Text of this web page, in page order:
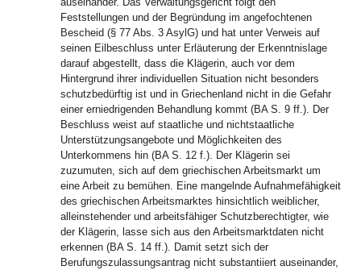
Feststellungen und der Begründung im angefochtenen
Bescheid (§ 77 Abs. 3 AsylG) und hat unter Verweis auf
seinen Eilbeschluss unter Erläuterung der Erkenntnislage
darauf abgestellt, dass die Klägerin, auch vor dem
Hintergrund ihrer individuellen Situation nicht besonders
schutzbedürftig ist und in Griechenland nicht in die Gefahr
einer erniedrigenden Behandlung kommt (BA S. 9 ff.). Der
Beschluss weist auf staatliche und nichtstaatliche
Unterstützungsangebote und Möglichkeiten des
Unterkommens hin (BA S. 12 f.). Der Klägerin sei
zuzumuten, sich auf dem griechischen Arbeitsmarkt um
eine Arbeit zu bemühen. Eine mangelnde Aufnahmefähigkeit
des griechischen Arbeitsmarktes hinsichtlich weiblicher,
alleinstehender und arbeitsfähiger Schutzberechtigter, wie
der Klägerin, lasse sich aus den Arbeitsmarktdaten nicht
erkennen (BA S. 14 ff.). Damit setzt sich der
Berufungszulassungsantrag nicht substantiiert auseinander,